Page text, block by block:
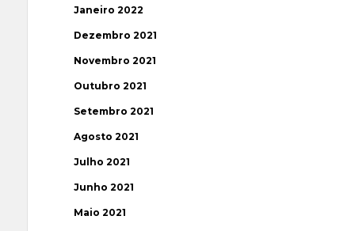
Janeiro 2022
Dezembro 2021
Novembro 2021
Outubro 2021
Setembro 2021
Agosto 2021
Julho 2021
Junho 2021
Maio 2021